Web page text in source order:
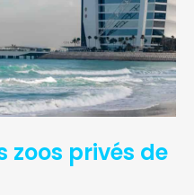
zoos privés de